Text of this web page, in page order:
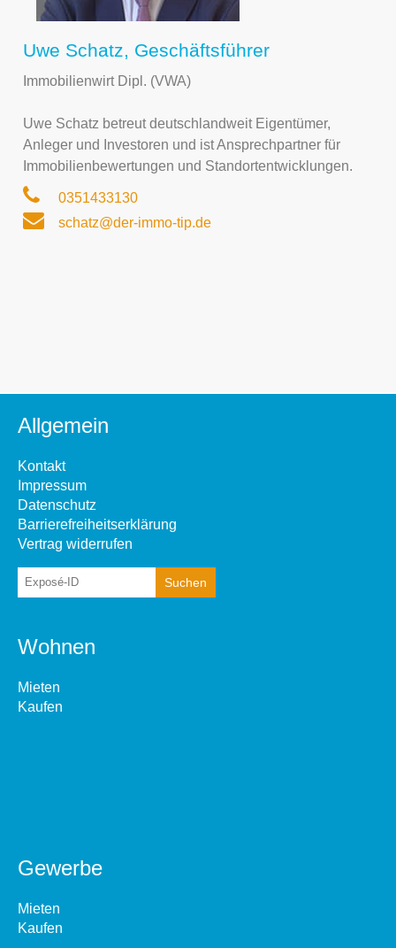
Uwe Schatz, Geschäftsführer
Immobilienwirt Dipl. (VWA)
Uwe Schatz betreut deutschlandweit Eigentümer,
Anleger und Investoren und ist Ansprechpartner für
Immobilienbewertungen und Standortentwicklungen.
0351433130
schatz@der-immo-tip.de
Allgemein
Kontakt
Impressum
Datenschutz
Barrierefreiheitserklärung
Vertrag widerrufen
Wohnen
Mieten
Kaufen
Gewerbe
Mieten
Kaufen